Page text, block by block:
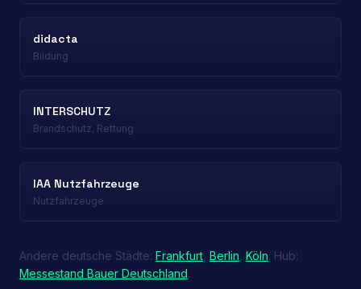
didacta
Bildung
INTERSCHUTZ
Brandschutz, Rettung
IAA Nutzfahrzeuge
Nutzfahrzeuge
Andere deutsche Städte: Frankfurt Berlin Köln. Hub:
Messestand Bauer Deutschland.